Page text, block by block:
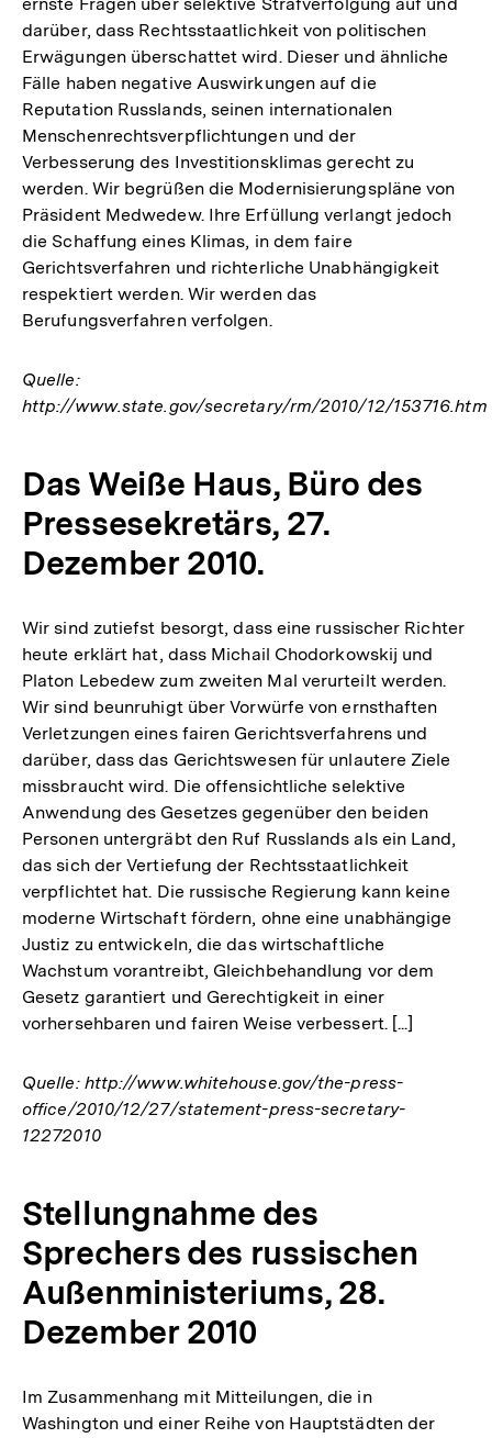
darüber, dass Rechtsstaatlichkeit von politischen
Erwägungen überschattet wird. Dieser und ähnliche
Fälle haben negative Auswirkungen auf die
Reputation Russlands, seinen internationalen
Menschenrechtsverpflichtungen und der
Verbesserung des Investitionsklimas gerecht zu
werden. Wir begrüßen die Modernisierungspläne von
Präsident Medwedew. Ihre Erfüllung verlangt jedoch
die Schaffung eines Klimas, in dem faire
Gerichtsverfahren und richterliche Unabhängigkeit
respektiert werden. Wir werden das
Berufungsverfahren verfolgen.
Quelle:
http://www.state.gov/secretary/rm/2010/12/153716.htm
Das Weiße Haus, Büro des
Pressesekretärs, 27.
Dezember 2010.
Wir sind zutiefst besorgt, dass eine russischer Richter
heute erklärt hat, dass Michail Chodorkowskij und
Platon Lebedew zum zweiten Mal verurteilt werden.
Wir sind beunruhigt über Vorwürfe von ernsthaften
Verletzungen eines fairen Gerichtsverfahrens und
darüber, dass das Gerichtswesen für unlautere Ziele
missbraucht wird. Die offensichtliche selektive
Anwendung des Gesetzes gegenüber den beiden
Personen untergräbt den Ruf Russlands als ein Land,
das sich der Vertiefung der Rechtsstaatlichkeit
verpflichtet hat. Die russische Regierung kann keine
moderne Wirtschaft fördern, ohne eine unabhängige
Justiz zu entwickeln, die das wirtschaftliche
Wachstum vorantreibt, Gleichbehandlung vor dem
Gesetz garantiert und Gerechtigkeit in einer
vorhersehbaren und fairen Weise verbessert. [...]
Quelle: http://www.whitehouse.gov/the-press-
office/2010/12/27/statement-press-secretary-
12272010
Stellungnahme des
Sprechers des russischen
Außenministeriums, 28.
Dezember 2010
Im Zusammenhang mit Mitteilungen, die in
Washington und einer Reihe von Hauptstädten der